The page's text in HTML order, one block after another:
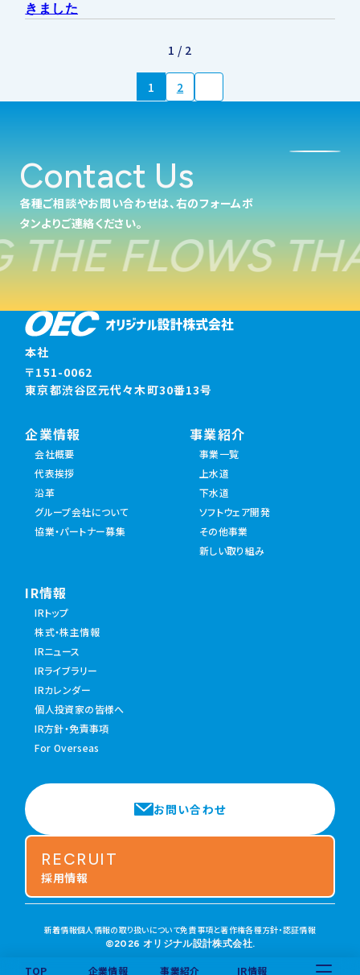
TOP 企業情報 事業紹介 IR情報
きました
1 / 2
1 2
Contact Us
各種ご相談やお問い合わせは、右のフォームボ
タンよりご連絡ください。
FLOWS
本社
〒151-0062
東京都渋谷区元代々木町30番13号
企業情報
会社概要
代表挨拶
沿革
グループ会社について
協業・パートナー募集
事業紹介
事業一覧
上水道
下水道
ソフトウェア開発
その他事業
新しい取り組み
IR情報
IRトップ
株式・株主情報
IRニュース
IRライブラリー
IRカレンダー
個人投資家の皆様へ
IR方針・免責事項
For Overseas
お問い合わせ
RECRUIT
採用情報
新着情報個人情報の取り扱いについて免責事項と著作権各種方針・認証情報
©2026 オリジナル設計株式会社.